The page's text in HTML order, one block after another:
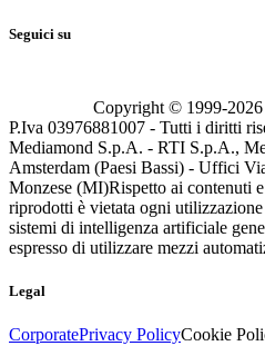
Seguici su
Copyright © 1999-2026
P.Iva 03976881007 - Tutti i diritti
Mediamond S.p.A. - RTI S.p.A.,
Amsterdam (Paesi Bassi) - Uffici
Monzese (MI)Rispetto ai contenuti
riprodotti è vietata ogni
sistemi di intelligenza artificiale
espresso di utilizzare mezzi
Legal
CorporatePrivacy PolicyCookie